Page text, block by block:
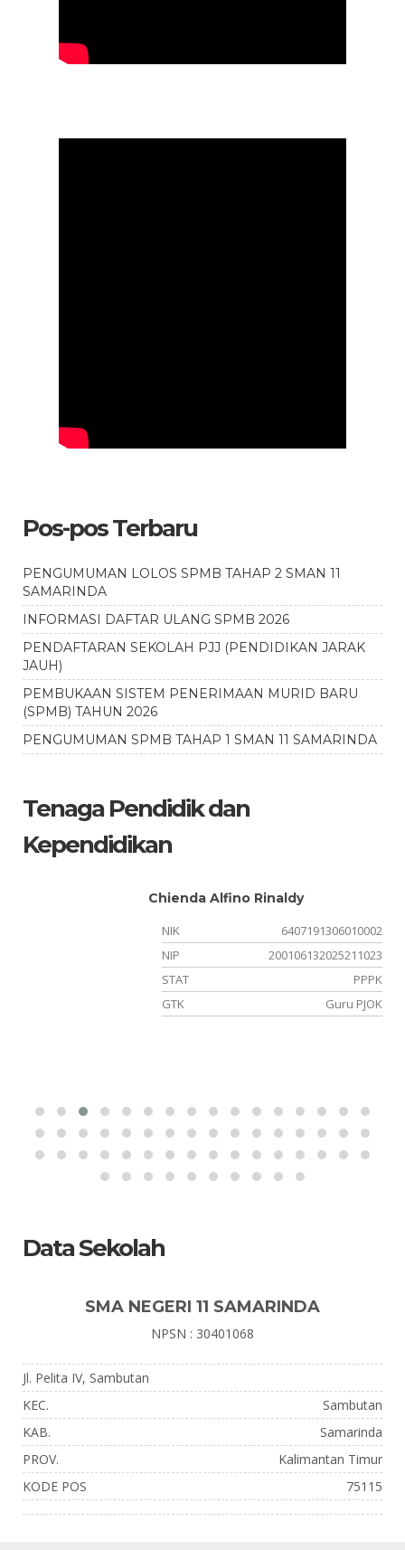
Pos-pos Terbaru
PENGUMUMAN LOLOS SPMB TAHAP 2 SMAN 11
SAMARINDA
INFORMASI DAFTAR ULANG SPMB 2026
PENDAFTARAN SEKOLAH PJJ (PENDIDIKAN JARAK
JAUH)
PEMBUKAAN SISTEM PENERIMAAN MURID BARU
(SPMB) TAHUN 2026
PENGUMUMAN SPMB TAHAP 1 SMAN 11 SAMARINDA
Tenaga Pendidik dan
Kependidikan
Chienda Alfino Rinaldy
NIK
6407191306010002
NIP
200106132025211023
STAT
PPPK
GTK
Guru PJOK
Data Sekolah
SMA NEGERI 11 SAMARINDA
NPSN : 30401068
Jl. Pelita IV, Sambutan
KEC.
Sambutan
KAB.
Samarinda
PROV.
Kalimantan Timur
KODE POS
75115